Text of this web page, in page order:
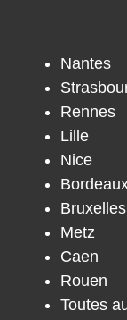
Nantes
Rennes
Lille
Nice
Bruxelles
Metz
Caen
Rouen
Toutes